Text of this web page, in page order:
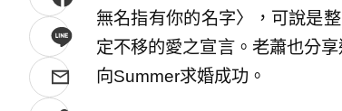
無名指有你的名字〉，可說是
定不移的愛之宣言。老蕭也分
向Summer求婚成功。